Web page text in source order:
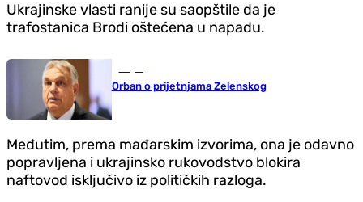
Ukrajinske vlasti ranije su saopštile da je
trafostanica Brodi oštećena u napadu.
Orban o prijetnjama Zelenskog
Međutim, prema mađarskim izvorima, ona je odavno
popravljena i ukrajinsko rukovodstvo blokira
naftovod isključivo iz političkih razloga.